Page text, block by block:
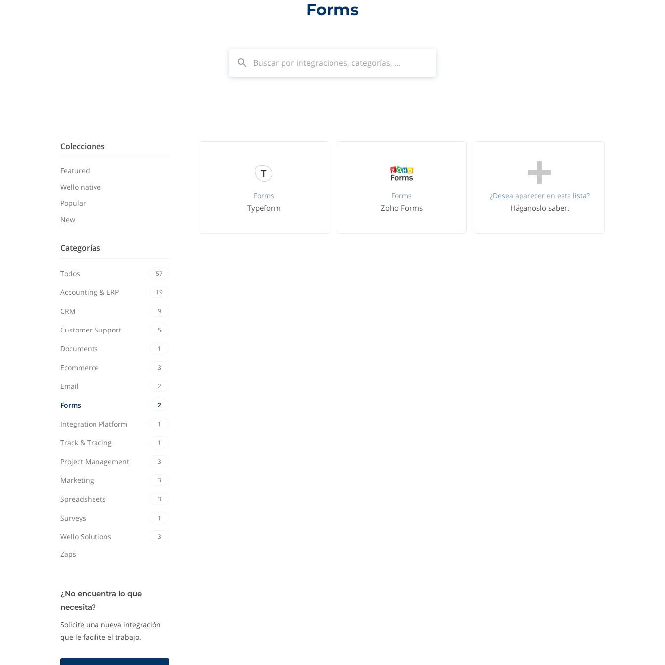
Forms
Colecciones
Featured
Wello native
Popular
New
Categorías
Todos 57
Accounting & ERP 19
CRM 9
Customer Support 5
Documents 1
Ecommerce 3
Email 2
Forms 2
Integration Platform 1
Track & Tracing 1
Project Management 3
Marketing 3
Spreadsheets 3
Surveys 1
Wello Solutions 3
Zaps
¿No encuentra lo que
necesita?
Solicite una nueva integración
que le facilite el trabajo.
Forms
Typeform
Forms
Zoho Forms
¿Desea aparecer en esta lista?
Háganoslo saber.